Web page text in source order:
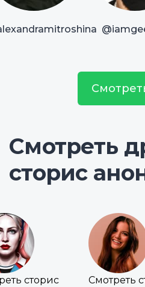
Смотреть
сторис
сторис Смотреть